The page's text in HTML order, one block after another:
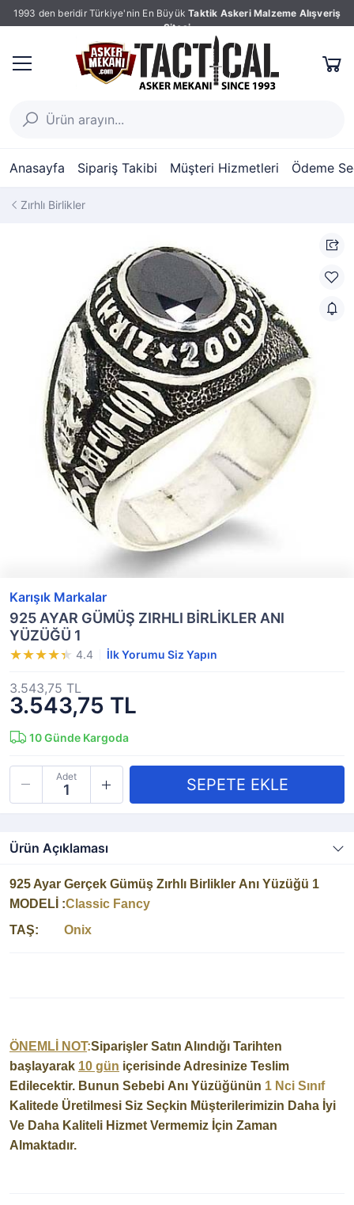
1993 den beridir Türkiye'nin En Büyük Taktik Askeri Malzeme Alışveriş
Sitesi
Anasayfa Sipariş Takibi Müşteri Hizmetleri Ödeme
Zırhlı Birlikler
Karışık Markalar
925 AYAR GÜMÜŞ ZIRHLI BİRLİKLER ANI
YÜZÜĞÜ 1
4.4 İlk Yorumu Siz Yapın
3.543,75 TL
3.543,75 TL
10Günde Kargoda
Adet
Ürün Açıklaması
925 Ayar Gerçek Gümüş Zırhlı Birlikler Anı Yüzüğü 1
MODELİ :Classic Fancy
TAŞ:
Onix
ÖNEMLİ NOT:Siparişler Satın Alındığı Tarihten
başlayarak 10 gün içerisinde Adresinize Teslim
Edilecektir. Bunun Sebebi Anı Yüzüğünün 1 Nci Sınıf
Kalitede Üretilmesi Siz Seçkin Müşterilerimizin Daha İyi
Ve Daha Kaliteli Hizmet Vermemiz İçin Zaman
Almaktadır.